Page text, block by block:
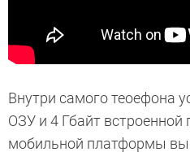
Внутри самого теоефона
ОЗУ и 4 Гбайт встроенной
мобильной платформы